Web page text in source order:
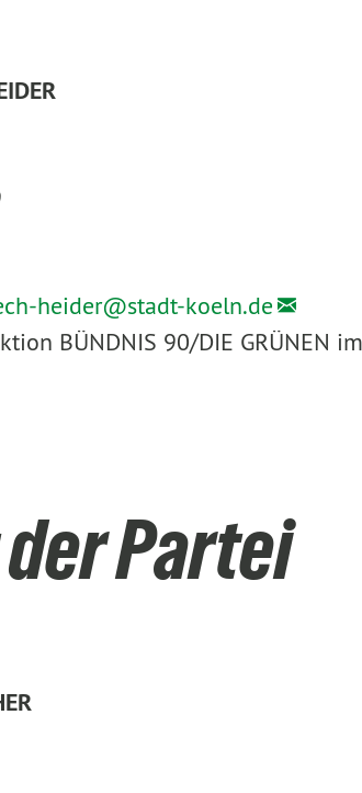
heider@stadt-koeln.de
BÜNDNIS 90/DIE GRÜNEN
Partei